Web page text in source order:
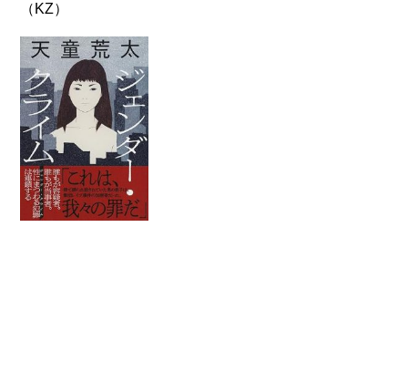
（KZ）